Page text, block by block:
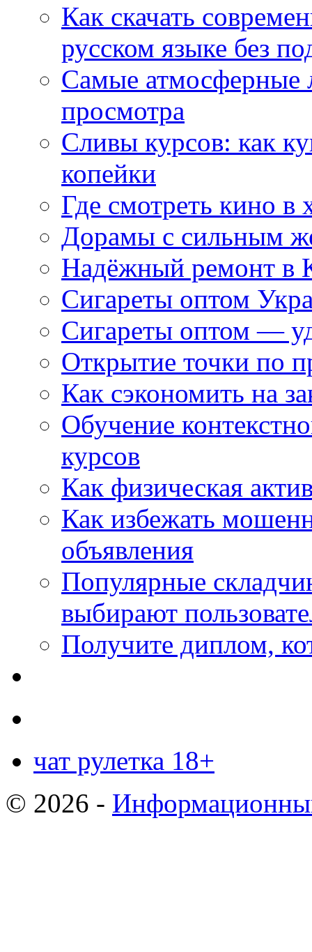
Как скачать
русском языке без
Самые атмосферные
просмотра
Сливы курсов: как
копейки
Где смотреть кино в
Дорамы с сильным
Надёжный ремонт в
Сигареты оптом
Сигареты оптом —
Открытие точки по
Как сэкономить на
Обучение
курсов
Как физическая
Как избежать
объявления
Популярные
выбирают
Получите диплом,
чат рулетка 18+
© 2026 -